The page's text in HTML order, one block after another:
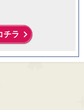
チラ keyboard_arrow_right